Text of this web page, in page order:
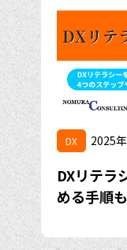
DX 2025
DXリテラ
める手順